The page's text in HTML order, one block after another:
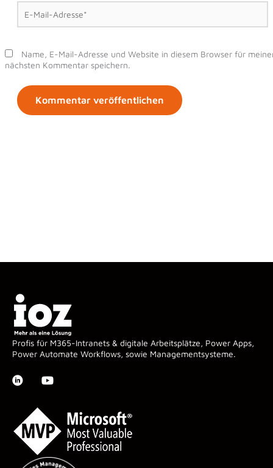
E-
Mail-
Adresse*
Name, E-Mail-Adresse und Website in diesem Browser für
nächsten Kommentar speichern.
Profis für M365-Intranets & digitale Arbeitsplätze, Power Apps,
Power Automate Workflows, sowie Managementsysteme.